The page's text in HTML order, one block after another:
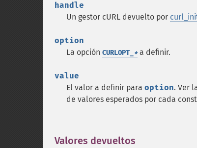
handle
Un gestor cURL devuelto por
option
La opción CURLOPT_ *a definir.
value
El valor a definir para option. Ver
de valores esperados por cada
Valores devueltos